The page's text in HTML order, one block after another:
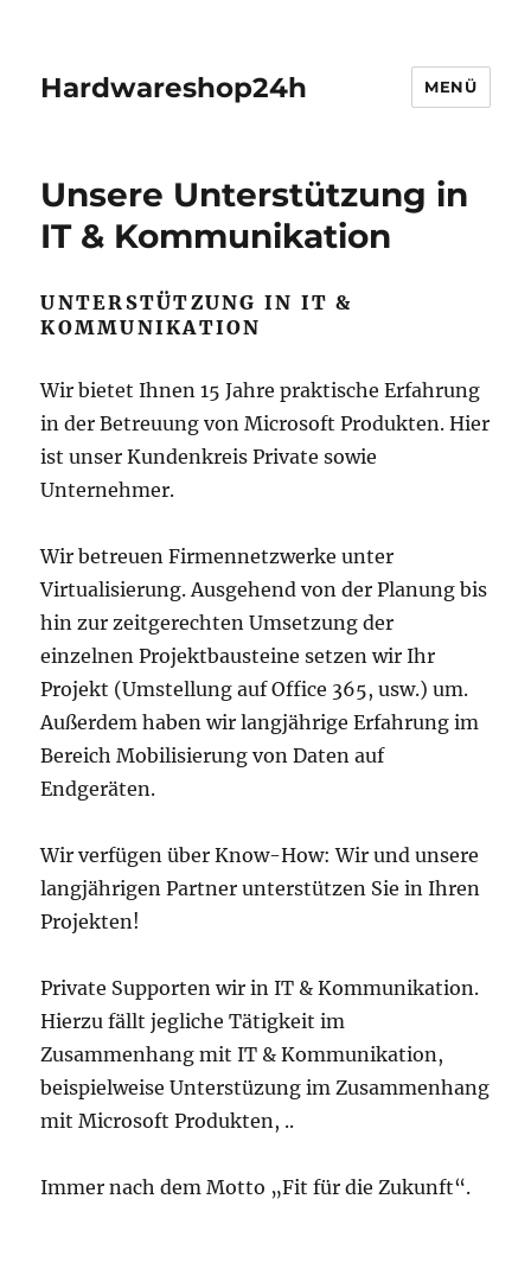
Hardwareshop24h MENÜ
Unsere Unterstützung in
IT & Kommunikation
UNTERSTÜTZUNG IN IT &
KOMMUNIKATION
Wir bietet Ihnen 15 Jahre praktische Erfahrung
in der Betreuung von Microsoft Produkten. Hier
ist unser Kundenkreis Private sowie
Unternehmer.
Wir betreuen Firmennetzwerke unter
Virtualisierung. Ausgehend von der Planung bis
hin zur zeitgerechten Umsetzung der
einzelnen Projektbausteine setzen wir Ihr
Projekt (Umstellung auf Office 365, usw.) um.
Außerdem haben wir langjährige Erfahrung im
Bereich Mobilisierung von Daten auf
Endgeräten.
Wir verfügen über Know-How: Wir und unsere
langjährigen Partner unterstützen Sie in Ihren
Projekten!
Private Supporten wir in IT & Kommunikation.
Hierzu fällt jegliche Tätigkeit im
Zusammenhang mit IT & Kommunikation,
beispielweise Unterstüzung im Zusammenhang
mit Microsoft Produkten, ..
Immer nach dem Motto „Fit für die Zukunft“.